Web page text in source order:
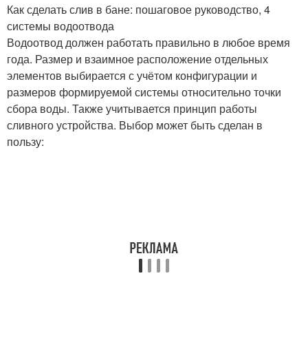
Как сделать слив в бане: пошаговое руководство, 4
системы водоотвода
Водоотвод должен работать правильно в любое время
года. Размер и взаимное расположение отдельных
элементов выбирается с учётом конфигурации и
размеров формируемой системы относительно точки
сбора воды. Также учитывается принцип работы
сливного устройства. Выбор может быть сделан в
пользу: